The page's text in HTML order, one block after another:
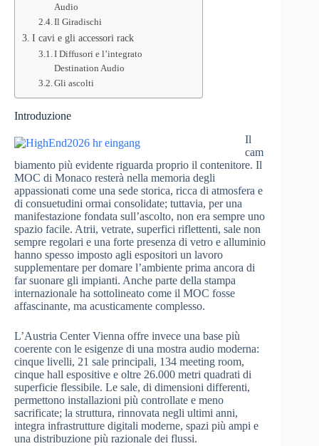
Audio
Il Giradischi
I cavi e gli accessori rack
I Diffusori e l’integrato
Destination Audio
Gli ascolti
Introduzione
Il
cam
biamento più evidente riguarda proprio il contenitore. Il
MOC di Monaco resterà nella memoria degli
appassionati come una sede storica, ricca di atmosfera e
di consuetudini ormai consolidate; tuttavia, per una
manifestazione fondata sull’ascolto, non era sempre uno
spazio facile. Atrii, vetrate, superfici riflettenti, sale non
sempre regolari e una forte presenza di vetro e alluminio
hanno spesso imposto agli espositori un lavoro
supplementare per domare l’ambiente prima ancora di
far suonare gli impianti. Anche parte della stampa
internazionale ha sottolineato come il MOC fosse
affascinante, ma acusticamente complesso.
L’Austria Center Vienna offre invece una base più
coerente con le esigenze di una mostra audio moderna:
cinque livelli, 21 sale principali, 134 meeting room,
cinque hall espositive e oltre 26.000 metri quadrati di
superficie flessibile. Le sale, di dimensioni differenti,
permettono installazioni più controllate e meno
sacrificate; la struttura, rinnovata negli ultimi anni,
integra infrastrutture digitali moderne, spazi più ampi e
una distribuzione più razionale dei flussi.